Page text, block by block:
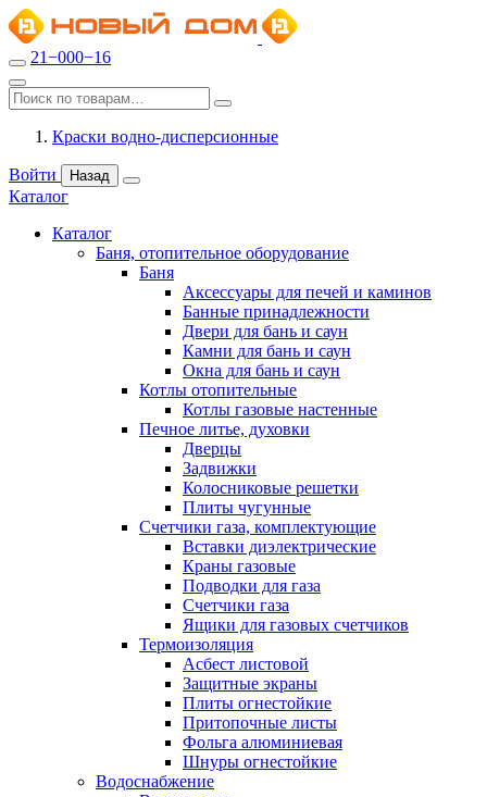
21−000−16
Краски водно-дисперсионные
Войти Назад
Каталог
Каталог
Баня, отопительное оборудование
Баня
Аксессуары для печей и каминов
Банные принадлежности
Двери для бань и саун
Камни для бань и саун
Окна для бань и саун
Котлы отопительные
Котлы газовые настенные
Печное литье, духовки
Дверцы
Задвижки
Колосниковые решетки
Плиты чугунные
Счетчики газа, комплектующие
Вставки диэлектрические
Краны газовые
Подводки для газа
Счетчики газа
Ящики для газовых счетчиков
Термоизоляция
Асбест листовой
Защитные экраны
Плиты огнестойкие
Притопочные листы
Фольга алюминиевая
Шнуры огнестойкие
Водоснабжение